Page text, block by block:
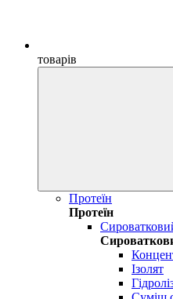
товарів
Протеїн
Протеїн
Ізолят